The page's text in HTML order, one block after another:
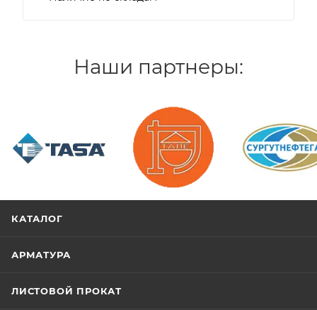
Наши партнеры:
КАТАЛОГ
АРМАТУРА
ЛИСТОВОЙ ПРОКАТ